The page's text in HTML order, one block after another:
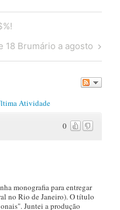
18 Brumário a agosto
Atividade
0
monografia para entregar
no Rio de Janeiro). O título
Juntei a produção